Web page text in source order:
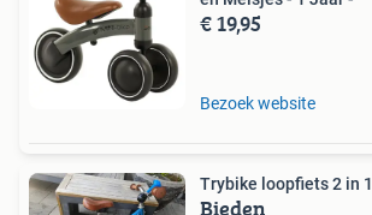
€ 19,95
Bezoek website
Trybike loopfiets 2 in 1